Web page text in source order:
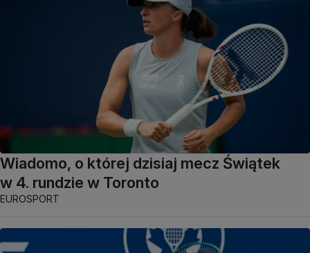
Wiadomo, o której dzisiaj mecz Świątek
w 4. rundzie w Toronto
EUROSPORT